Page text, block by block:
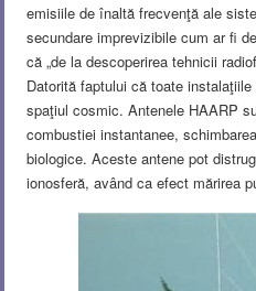
emisiile de înaltă frecvenţă ale
secundare imprevizibile cum ar fi
că „de la descoperirea tehnicii
Datorită faptului că toate
spaţiul cosmic. Antenele HAARP
combustiei instantanee,
biologice. Aceste antene pot
ionosferă, având ca efect mărirea